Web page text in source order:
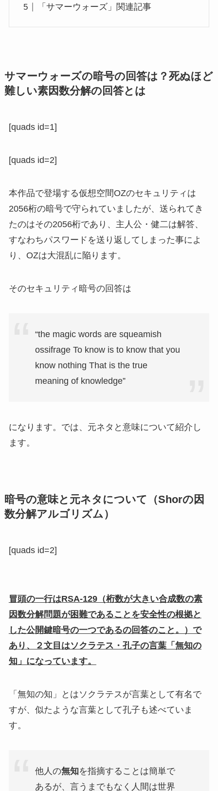
「サマーウォーズ」関連記事
サマーウォーズの暗号の回答は？死ぬほど
難しい素因数分解の回答とは
[quads id=1]
[quads id=2]
本作品で登場する仮想空間OZのセキュリティは
2056桁の暗号で守られていましたが、送られてき
たのはその2056桁であり、主人公・健二は解答、
すなわちパスワードを送り返してしまった事によ
り、OZは大混乱に陥ります。
そのセキュリティ暗号の回答は
“the magic words are squeamish
ossifrage To know is to know that you
know nothing That is the true
meaning of knowledge”
になります。では、元ネタと意味について紹介し
ます。
暗号の意味と元ネタについて（Shorの因
数分解アルゴリズム）
[quads id=2]
冒頭の一行はRSA-129（桁数が大きい合成数の素
因数分解問題が困難であることを安全性の根拠と
した公開鍵暗号の一つであるの回答のこと。）で
あり、２文目はソクラテス・孔子の言葉「無知の
知」になっています。
「無知の知」とはソクラテスが言葉として有名で
すが、似たような言葉として孔子も述べていま
す。
他人の無知を指摘することは簡単で
あるが、言うまでもなく人間は世界